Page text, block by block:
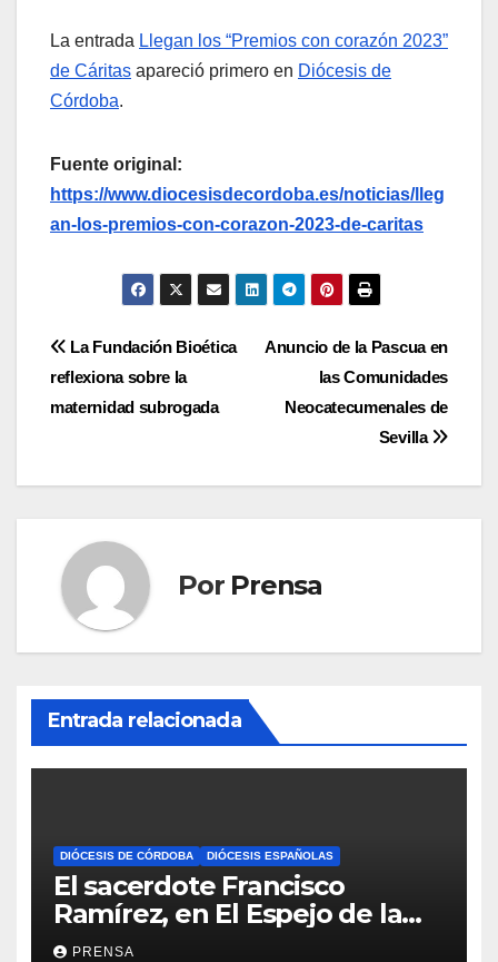
La entrada Llegan los “Premios con corazón 2023”
de Cáritas apareció primero en Diócesis de
Córdoba.
Fuente original:
https://www.diocesisdecordoba.es/noticias/lleg
an-los-premios-con-corazon-2023-de-caritas
Navegación
de
Anuncio de la Pascua en
las Comunidades
Neocatecumenales de
Sevilla
La Fundación Bioética
reflexiona sobre la
maternidad subrogada
Por Prensa
Entrada relacionada
DIÓCESIS DE CÓRDOBA DIÓCESIS ESPAÑOLAS
El sacerdote Francisco
Ramírez, en El Espejo de la
Iglesia
PRENSA